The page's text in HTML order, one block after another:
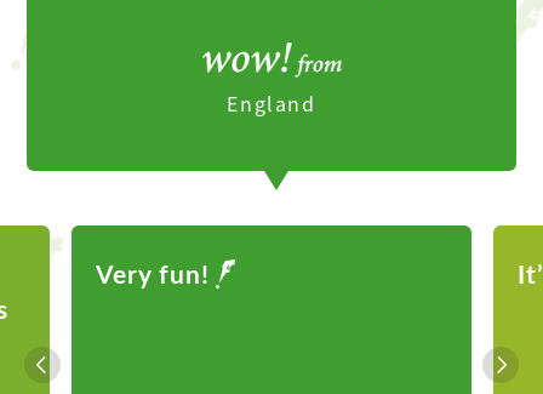
England
It’s a fun experience